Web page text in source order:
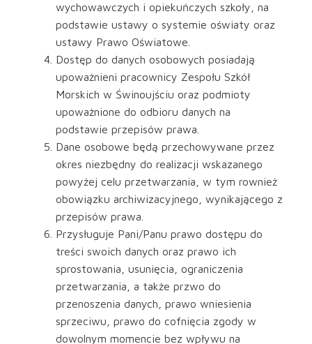
wychowawczych i opiekuńczych szkoły, na
podstawie ustawy o systemie oświaty oraz
ustawy Prawo Oświatowe.
Dostęp do danych osobowych posiadają
upoważnieni pracownicy Zespołu Szkół
Morskich w Świnoujściu oraz podmioty
upoważnione do odbioru danych na
podstawie przepisów prawa.
Dane osobowe będą przechowywane przez
okres niezbędny do realizacji wskazanego
powyżej celu przetwarzania, w tym rownież
obowiązku archiwizacyjnego, wynikającego z
przepisów prawa.
Przysługuje Pani/Panu prawo dostępu do
treści swoich danych oraz prawo ich
sprostowania, usunięcia, ograniczenia
przetwarzania, a także przwo do
przenoszenia danych, prawo wniesienia
sprzeciwu, prawo do cofnięcia zgody w
dowolnym momencie bez wpływu na